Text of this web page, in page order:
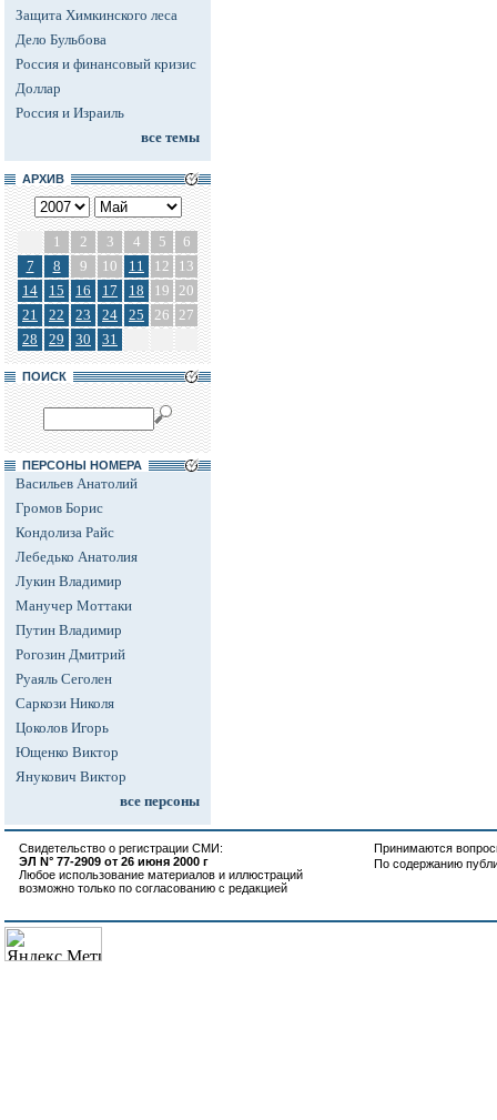
Защита Химкинского леса
Дело Бульбова
Россия и финансовый кризис
Доллар
Россия и Израиль
все темы
АРХИВ
1 2 3 4 5
6
7
8 9 10 11 12
13
14
15 16 17 18 19 20
21
22 23 24 25 26 27
28
29 30 31
ПОИСК
ПЕРСОНЫ НОМЕРА
Васильев Анатолий
Громов Борис
Кондолиза Райс
Лебедько Анатолия
Лукин Владимир
Манучер Моттаки
Путин Владимир
Рогозин Дмитрий
Руаяль Сеголен
Саркози Николя
Цоколов Игорь
Ющенко Виктор
Янукович Виктор
все персоны
Свидетельство о регистрации СМИ:
ЭЛ N° 77-2909 от 26 июня 2000 г
Любое использование материалов и иллюстраций
возможно только по согласованию с редакцией
Принимаются
По содержанию